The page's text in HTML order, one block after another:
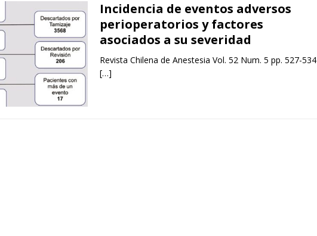
Incidencia de eventos adversos
perioperatorios y factores
asociados a su severidad
Revista Chilena de Anestesia Vol. 52 Num. 5 pp. 527-534
[…]